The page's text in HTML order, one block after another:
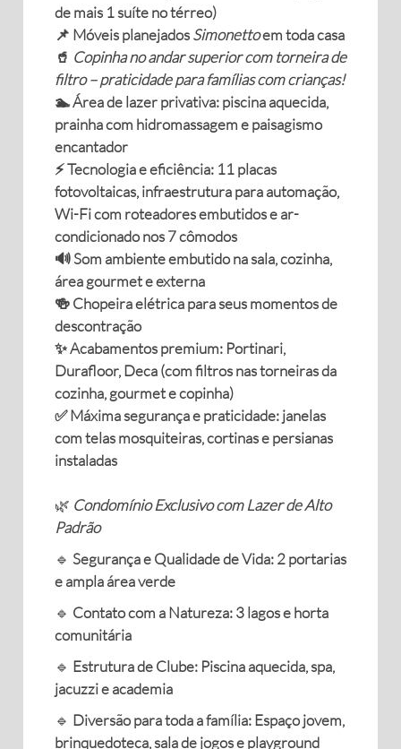
de mais 1 suíte no térreo)
📌 Móveis planejadosSimonettoem toda casa
🥤 Copinha no andar superior com torneira de
filtro – praticidade para famílias com crianças!
🏊 Área de lazer privativa: piscina aquecida,
prainha com hidromassagem e paisagismo
encantador
⚡ Tecnologia e eficiência: 11 placas
fotovoltaicas, infraestrutura para automação,
Wi-Fi com roteadores embutidos e ar-
condicionado nos 7 cômodos
🔊 Som ambiente embutido na sala, cozinha,
área gourmet e externa
🍻 Chopeira elétrica para seus momentos de
descontração
✨ Acabamentos premium: Portinari,
Durafloor, Deca (com filtros nas torneiras da
cozinha, gourmet e copinha)
✅ Máxima segurança e praticidade: janelas
com telas mosquiteiras, cortinas e persianas
instaladas
🌿 Condomínio Exclusivo com Lazer de Alto
Padrão
🔹 Segurança e Qualidade de Vida: 2 portarias
e ampla área verde
🔹 Contato com a Natureza: 3 lagos e horta
comunitária
🔹 Estrutura de Clube: Piscina aquecida, spa,
jacuzzi e academia
🔹 Diversão para toda a família: Espaço jovem,
brinquedoteca, sala de jogos e playground